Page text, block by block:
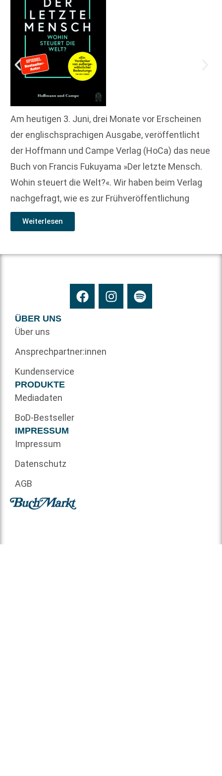
Am heutigen 3. Juni, drei Monate vor Erscheinen
der englischsprachigen Ausgabe, veröffentlicht
der Hoffmann und Campe Verlag (HoCa) das neue
Buch von Francis Fukuyama »Der letzte Mensch.
Wohin steuert die Welt?«. Wir haben beim Verlag
nachgefragt, wie es zur Frühveröffentlichung
Weiterlesen
ÜBER UNS
Über uns
Ansprechpartner:innen
Kundenservice
PRODUKTE
Mediadaten
BoD-Bestseller
IMPRESSUM
Impressum
Datenschutz
AGB